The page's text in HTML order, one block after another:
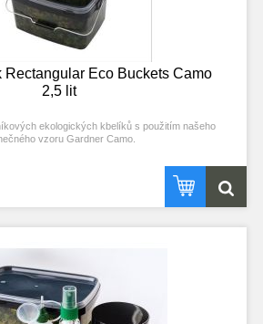
Rectangular Eco Buckets Camo
2,5 lit
ekologických kbelíků s použitím našeho
vzoru Gardner Camo.
z recyklovaného plastu a lze je opakovaně
velmi ekologickou variantu. Průhledná víčka se
a vytvářejí vzduchotěsnou ochranu krmení.
přenášení a skladování všech druhů návnad nebo
Specifikace:
víko opatřené těsněním
plast, který lze opakovaně recyklovat
z extra pevného materiálu
rukojeť s pohodlným plastovým madlem